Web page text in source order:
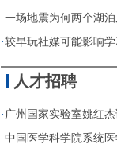
·一场地震为何两个湖
·较早玩社媒可能影响
人才招聘
· 广州国家实验室姚红
·中国医学科学院系统